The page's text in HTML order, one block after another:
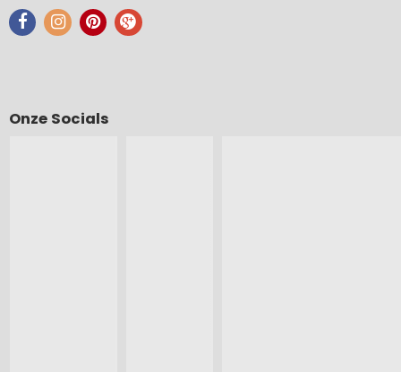
Onze Socials